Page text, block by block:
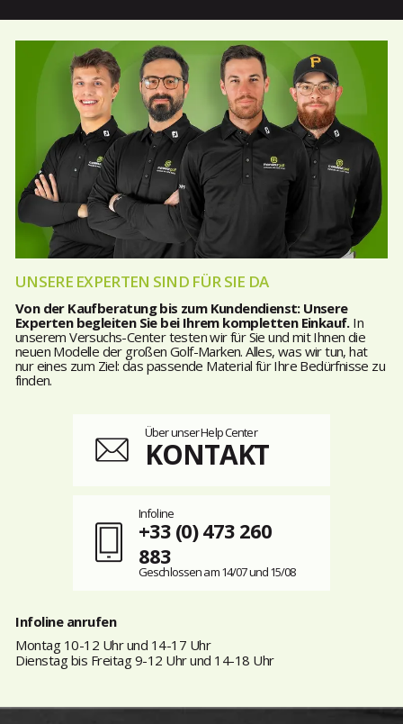
UNSERE EXPERTEN SIND FÜR SIE DA
Von der Kaufberatung bis zum Kundendienst: Unsere
Experten begleiten Sie bei Ihrem kompletten Einkauf.In
unserem Versuchs-Center testen wir für Sie und mit Ihnen die
neuen Modelle der großen Golf-Marken. Alles, was wir tun, hat
nur eines zum Ziel: das passende Material für Ihre Bedürfnisse zu
finden.
Über unser Help Center
KONTAKT
Infoline
+33 (0) 473 260
883
Geschlossen am 14/07 und 15/08
Infoline anrufen
Montag 10-12 Uhr und 14-17 Uhr
Dienstag bis Freitag 9-12 Uhr und 14-18 Uhr